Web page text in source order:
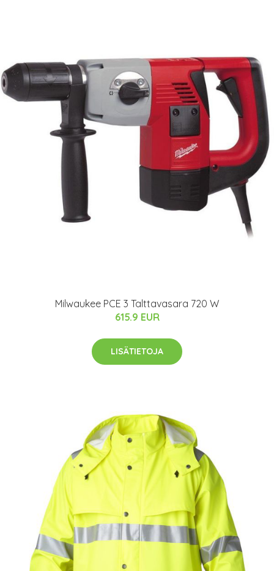
Milwaukee PCE 3 Talttavasara 720 W
615.9 EUR
LISÄTIETOJA